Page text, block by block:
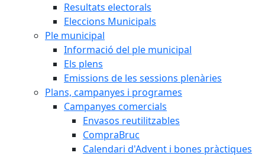
Resultats electorals
Eleccions Municipals
Ple municipal
Informació del ple municipal
Els plens
Emissions de les sessions plenàries
Plans, campanyes i programes
Campanyes comercials
Envasos reutilitzables
CompraBruc
Calendari d'Advent i bones pràctiques